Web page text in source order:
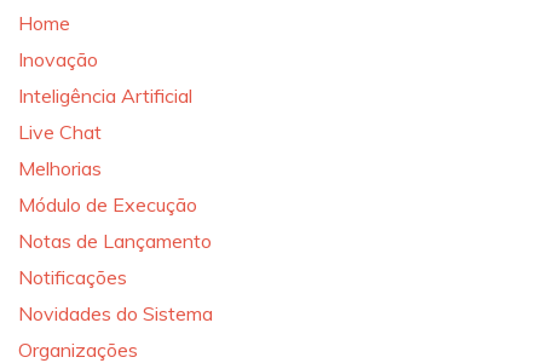
Home
Inovação
Inteligência Artificial
Live Chat
Melhorias
Módulo de Execução
Notas de Lançamento
Notificações
Novidades do Sistema
Organizações